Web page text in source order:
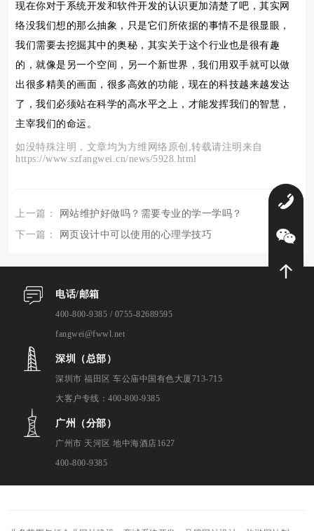
现在你对于系统开发和软件开发的认识更加清楚了吧，其实网
络没我们想的那么抽象，只是它们所依据的事情不是很显眼，
我们需要去挖掘其中的奥秘，其实关于这个行业也是很有趣
的，就像是另一个空间，另一个新世界，我们用双手就可以做
出很多精美的画面，很多高效的功能，现在的科技越来越发达
了，我们必须站在科学的高水平之上，才能发挥我们的智慧，
主宰我们的命运。
如没特殊注明，文章均为方维网络原创,转载请注明来自
https://www.szfangwei.cn/news/5928.html
上一篇：
网站维护好做吗？需要专业的学一学吗？
下一篇：
网页设计中可以使用的心理学技巧
电话/邮箱
400-800-9385 / 0755-82689595
fangwei@fwwl.net
深圳（总部）
深圳市 福田区 车公庙中国有色大厦713-715
大客户专线：400-800-9385
广州（分部）
广州市 天河区 地中海酒店1627
400-800-9385